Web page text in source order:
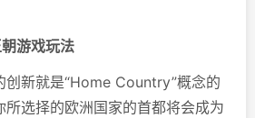
游戏玩法
新就是“Home Country”概念的
所选择的欧洲国家的首都将会成为